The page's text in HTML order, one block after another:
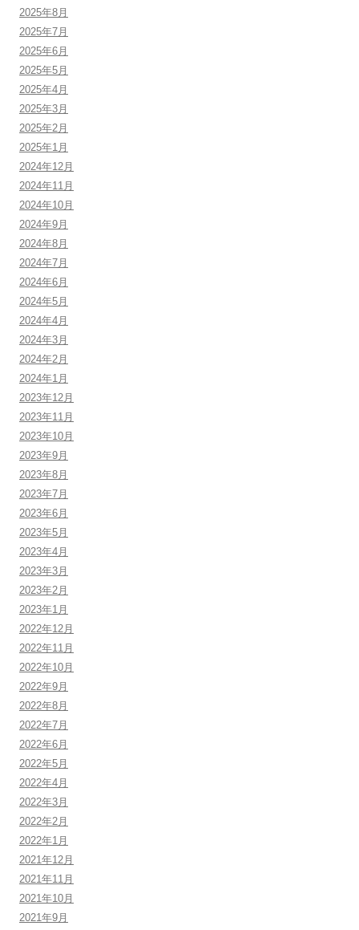
2025年8月
2025年7月
2025年6月
2025年5月
2025年4月
2025年3月
2025年2月
2025年1月
2024年12月
2024年11月
2024年10月
2024年9月
2024年8月
2024年7月
2024年6月
2024年5月
2024年4月
2024年3月
2024年2月
2024年1月
2023年12月
2023年11月
2023年10月
2023年9月
2023年8月
2023年7月
2023年6月
2023年5月
2023年4月
2023年3月
2023年2月
2023年1月
2022年12月
2022年11月
2022年10月
2022年9月
2022年8月
2022年7月
2022年6月
2022年5月
2022年4月
2022年3月
2022年2月
2022年1月
2021年12月
2021年11月
2021年10月
2021年9月